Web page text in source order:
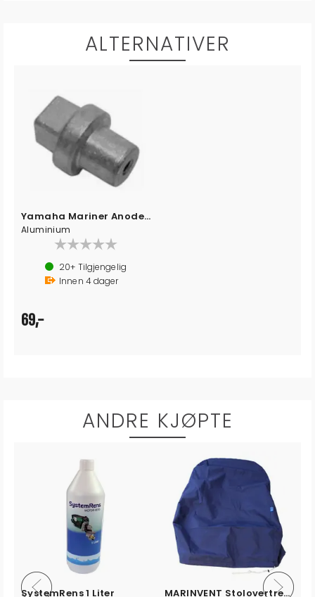
ALTERNATIVER
Yamaha Mariner Anode 67F-11325-01
Aluminium
20+ Tilgjengelig
Innen 4dager
69,-
ANDRE KJØPTE
SystemRens 1 Liter MARINVENT Stolovertrekk PolyMar